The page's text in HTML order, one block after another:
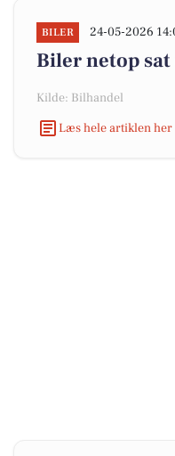
BILER 24-05-2026
Biler netop
Kilde: Bilhandel
Læs hele artiklen her